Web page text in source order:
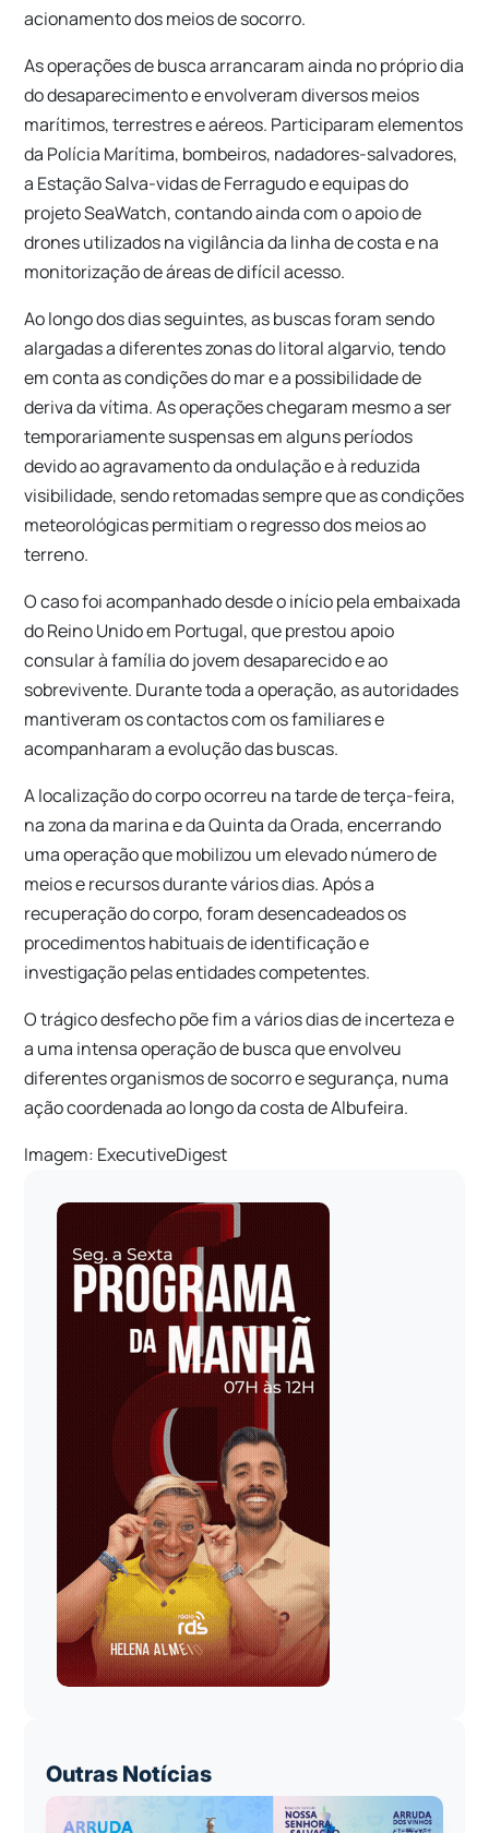
acionamento dos meios de socorro.
As operações de busca arrancaram ainda no próprio dia
do desaparecimento e envolveram diversos meios
marítimos, terrestres e aéreos. Participaram elementos
da Polícia Marítima, bombeiros, nadadores-salvadores,
a Estação Salva-vidas de Ferragudo e equipas do
projeto SeaWatch, contando ainda com o apoio de
drones utilizados na vigilância da linha de costa e na
monitorização de áreas de difícil acesso.
Ao longo dos dias seguintes, as buscas foram sendo
alargadas a diferentes zonas do litoral algarvio, tendo
em conta as condições do mar e a possibilidade de
deriva da vítima. As operações chegaram mesmo a ser
temporariamente suspensas em alguns períodos
devido ao agravamento da ondulação e à reduzida
visibilidade, sendo retomadas sempre que as condições
meteorológicas permitiam o regresso dos meios ao
terreno.
O caso foi acompanhado desde o início pela embaixada
do Reino Unido em Portugal, que prestou apoio
consular à família do jovem desaparecido e ao
sobrevivente. Durante toda a operação, as autoridades
mantiveram os contactos com os familiares e
acompanharam a evolução das buscas.
A localização do corpo ocorreu na tarde de terça-feira,
na zona da marina e da Quinta da Orada, encerrando
uma operação que mobilizou um elevado número de
meios e recursos durante vários dias. Após a
recuperação do corpo, foram desencadeados os
procedimentos habituais de identificação e
investigação pelas entidades competentes.
O trágico desfecho põe fim a vários dias de incerteza e
a uma intensa operação de busca que envolveu
diferentes organismos de socorro e segurança, numa
ação coordenada ao longo da costa de Albufeira.
Imagem: ExecutiveDigest
Outras Notícias